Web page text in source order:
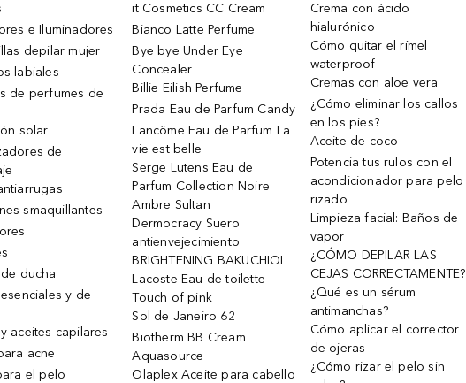
e Iluminadores
depilar mujer
labiales
de perfumes de
solar
de
smaquillantes
ducha
y de
aceites capilares
acne
el pelo
it Cosmetics CC Cream
Bianco Latte Perfume
Bye bye Under Eye
Concealer
Billie Eilish Perfume
Prada Eau de Parfum Candy
Lancôme Eau de Parfum La
vie est belle
Serge Lutens Eau de
Parfum Collection Noire
Ambre Sultan
Dermocracy Suero
antienvejecimiento
BRIGHTENING BAKUCHIOL
Lacoste Eau de toilette
Touch of pink
Sol de Janeiro 62
Biotherm BB Cream
Aquasource
Olaplex Aceite para cabello
Crema con ácido
hialurónico
Cómo quitar el rímel
waterproof
Cremas con aloe vera
¿Cómo eliminar los callos
en los pies?
Aceite de coco
Potencia tus rulos con el
acondicionador para pelo
rizado
Limpieza facial: Baños de
vapor
¿CÓMO DEPILAR LAS
CEJAS CORRECTAMENTE?
¿Qué es un sérum
antimanchas?
Cómo aplicar el corrector
de ojeras
¿Cómo rizar el pelo sin